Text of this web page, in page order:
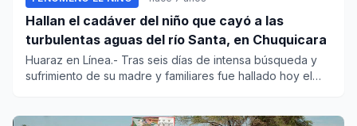
Hallan el cadáver del niño que cayó a las
turbulentas aguas del río Santa, en Chuquicara
Huaraz en Línea.- Tras seis días de intensa búsqueda y
sufrimiento de su madre y familiares fue hallado hoy el